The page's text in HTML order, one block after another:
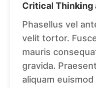
Critical Thinking
Phasellus vel
velit tortor.
mauris
gravida.
aliquam